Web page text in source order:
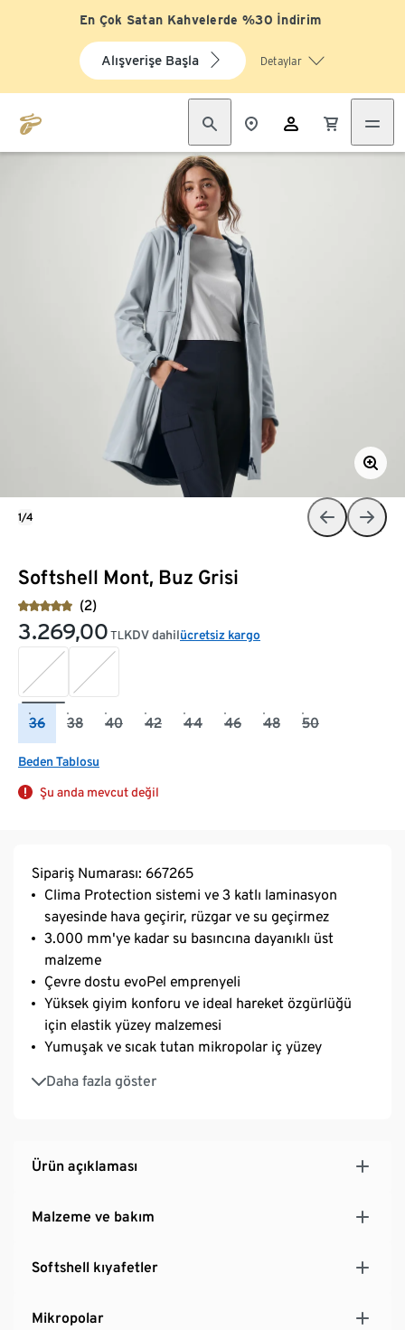
En Çok Satan Kahvelerde %30 İndirim
Alışverişe Başla Detaylar
Softshell Mont, Buz Grisi
(2)
3.269,00 TL KDV dahilücretsiz kargo
36 38 40 42 44 46 48 50
Beden Tablosu
Şu anda mevcut değil
1/4
Sipariş Numarası: 667265
Clima Protection sistemi ve 3 katlı laminasyon
sayesinde hava geçirir, rüzgar ve su geçirmez
3.000 mm'ye kadar su basıncına dayanıklı üst
malzeme
Çevre dostu evoPel emprenyeli
Yüksek giyim konforu ve ideal hareket özgürlüğü
için elastik yüzey malzemesi
Yumuşak ve sıcak tutan mikropolar iç yüzey
Daha fazla göster
Yüksek kapamalı, ayarlanabilir kordonlu kapüşon
Çene korumalı çift yönlü fermuar
İçten bağcıklı bel kısmı
Kemerli ve çıtçıtlı manşet
Ürün açıklaması
Malzeme ve bakım
Softshell kıyafetler
Mikropolar